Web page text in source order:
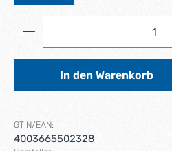
Produkt Anzahl: Gib den
In den Warenkorb
GTIN/EAN:
4003665502328